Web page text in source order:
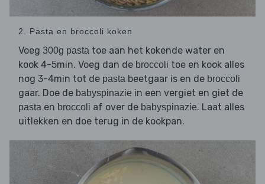
2. Pasta en broccoli koken
Voeg 300g pasta toe aan het kokende water en
kook 4-5min. Voeg dan de broccoli toe en kook alles
nog 3-4min tot de pasta beetgaar is en de broccoli
gaar. Doe de babyspinazie in een vergiet en giet de
pasta en broccoli af over de babyspinazie. Laat alles
uitlekken en doe terug in de kookpan.